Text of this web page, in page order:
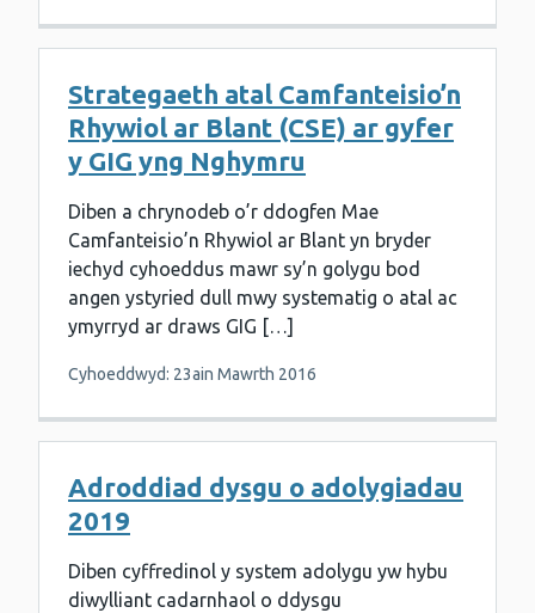
Strategaeth atal Camfanteisio’n
Rhywiol ar Blant (CSE) ar gyfer
y GIG yng Nghymru
Diben a chrynodeb o’r ddogfen Mae
Camfanteisio’n Rhywiol ar Blant yn bryder
iechyd cyhoeddus mawr sy’n golygu bod
angen ystyried dull mwy systematig o atal ac
ymyrryd ar draws GIG […]
Cyhoeddwyd: 23ain Mawrth 2016
Adroddiad dysgu o adolygiadau
2019
Diben cyffredinol y system adolygu yw hybu
diwylliant cadarnhaol o ddysgu